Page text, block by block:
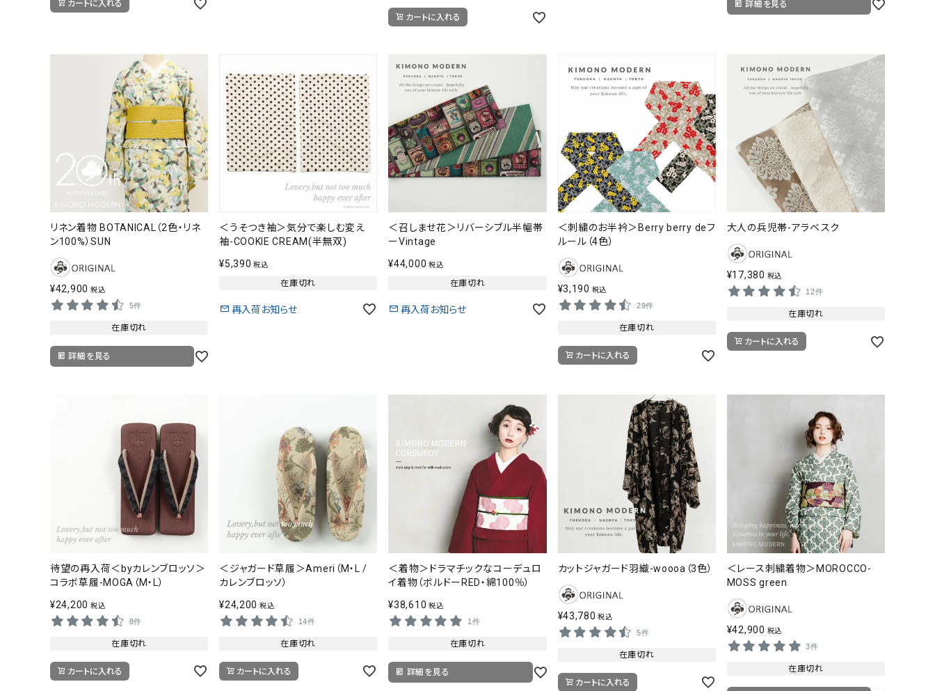
カートに入れる
カートに入れる
詳細を見る
リネン着物 BOTANICAL（2色・リネ
ン100%）SUN
¥42,900 税込
5件
在庫切れ
詳細を見る
＜うそつき袖＞気分で楽しむ変え
袖-COOKIE CREAM(半無双)
¥5,390 税込
在庫切れ
再入荷お知らせ
＜召しませ花＞リバーシブル半幅帯
ーVintage
¥44,000 税込
在庫切れ
再入荷お知らせ
＜刺繍のお半衿＞Berry berry deフ
ルール（4色）
¥3,190 税込
29件
在庫切れ
カートに入れる
大人の兵児帯-アラベスク
¥17,380 税込
12件
在庫切れ
カートに入れる
待望の再入荷＜byカレンブロッソ＞
コラボ草履-MOGA（M・L）
¥24,200 税込
8件
在庫切れ
カートに入れる
＜ジャガード草履＞Ameri（M・L /
カレンブロッソ）
¥24,200 税込
14件
在庫切れ
カートに入れる
＜着物＞ドラマチックなコーデュロ
イ着物（ボルドーRED・綿100％）
¥38,610 税込
1件
在庫切れ
詳細を見る
カットジャガード羽織-woooa（3色）
¥43,780 税込
5件
在庫切れ
カートに入れる
＜レース刺繍着物＞MOROCCO-
MOSS green
¥42,900 税込
3件
在庫切れ